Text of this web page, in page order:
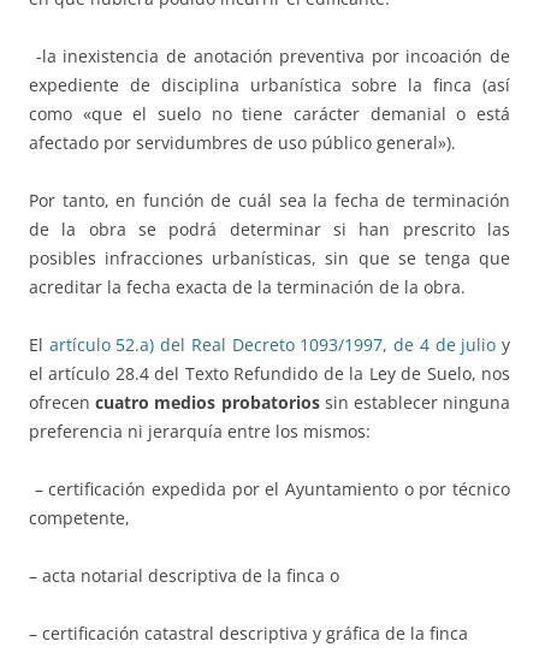
-la inexistencia de anotación preventiva por incoación de
expediente de disciplina urbanística sobre la finca (así
como «que el suelo no tiene carácter demanial o está
afectado por servidumbres de uso público general»).
Por tanto, en función de cuál sea la fecha de terminación
de la obra se podrá determinar si han prescrito las
posibles infracciones urbanísticas, sin que se tenga que
acreditar la fecha exacta de la terminación de la obra.
El artículo 52.a) del Real Decreto 1093/1997, de 4 de julio y
el artículo 28.4 del Texto Refundido de la Ley de Suelo, nos
ofrecencuatro medios probatoriossin establecer ninguna
preferencia ni jerarquía entre los mismos:
– certificación expedida por el Ayuntamiento o por técnico
competente,
– acta notarial descriptiva de la finca o
– certificación catastral descriptiva y gráfica de la finca